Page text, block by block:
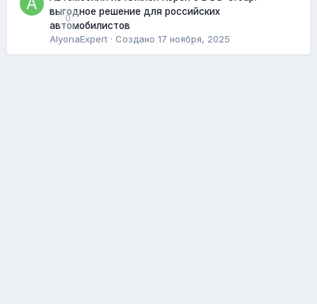
0
выгодное решение для российских
автомобилистов
AlyonaExpert · Создано 17 ноября, 2025